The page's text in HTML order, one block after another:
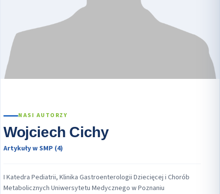
NASI AUTORZY
Wojciech Cichy
Artykuły w SMP (4)
I Katedra Pediatrii, Klinika Gastroenterologii Dziecięcej i Chorób
Metabolicznych Uniwersytetu Medycznego w Poznaniu